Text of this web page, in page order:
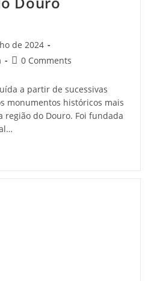
de 2024
Post0 Comments
a partir de sucessivas
monumentos históricos mais
região do Douro. Foi fundada